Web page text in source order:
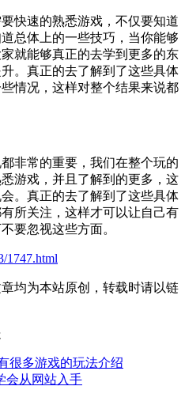
快速的熟悉游戏，不仅要知道
总体上的一些技巧，当你能够
就能够真正的去学到更多的东
。真正的去了解到了这些具体
情况，这样对整个结果来说都
非常的重要，我们在整个玩的
游戏，并且了解到的更多，这
。真正的去了解到了这些具体
所关注，这样才可以让自己有
要忽视这些方面。
1747.html
均为本站原创，转载时请以链
很多游戏的玩法介绍
会从网站入手